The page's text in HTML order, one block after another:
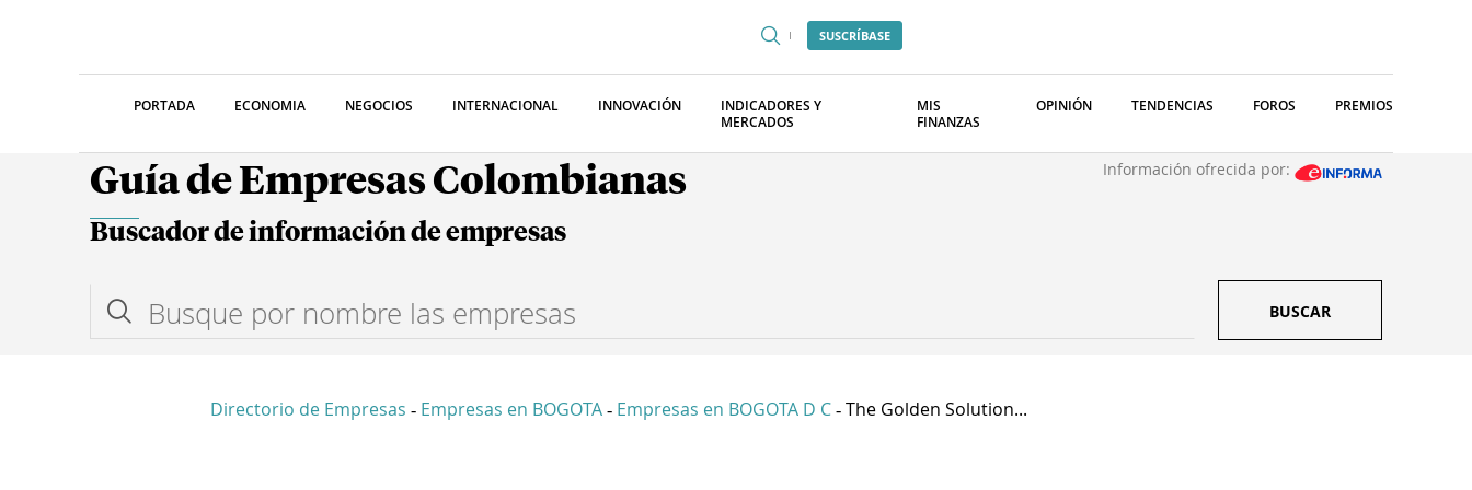
SUSCRÍBASE
PORTADA ECONOMIA NEGOCIOS INTERNACIONAL INNOVACIÓN
INDICADORES Y
MERCADOS
MIS
FINANZAS
OPINIÓN TENDENCIAS FOROS PREMIOS
Guía de Empresas Colombianas Información ofrecida por:
Buscador de información de empresas
BUSCAR
Directorio de Empresas - Empresas en BOGOTA - Empresas en BOGOTA D C - The Golden Solution...